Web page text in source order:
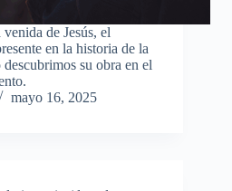
de Jesús, el
en la historia de la
su obra en el
mayo 16, 2025